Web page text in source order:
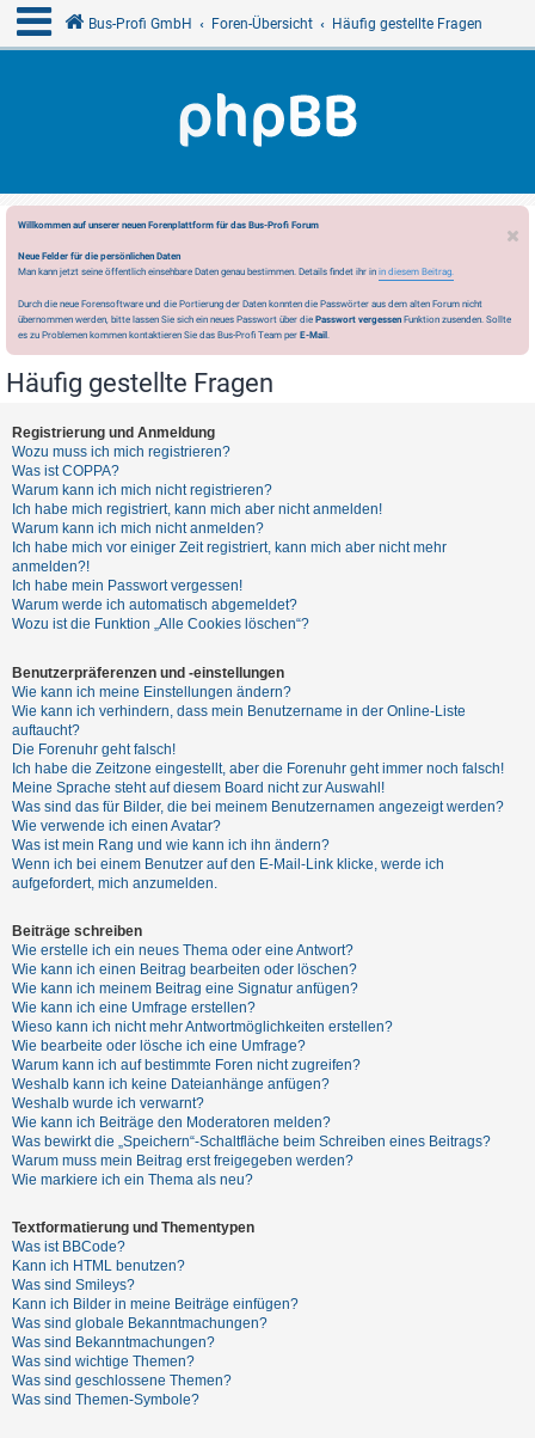
Bus-Profi GmbH Foren-Übersicht Häufig gestellte Fragen
Willkommen auf unserer neuen Forenplattform für das Bus-Profi Forum
Neue Felder für die persönlichen Daten
Man kann jetzt seine öffentlich einsehbare Daten genau bestimmen. Details findet ihr in in diesem Beitrag.
Durch die neue Forensoftware und die Portierung der Daten konnten die Passwörter aus dem alten Forum nicht
übernommen werden, bitte lassen Sie sich ein neues Passwort über die Passwort vergessen Funktion zusenden. Sollte
es zu Problemen kommen kontaktieren Sie das Bus-Profi Team per E-Mail.
Häufig gestellte Fragen
Registrierung und Anmeldung
Wozu muss ich mich registrieren?
Was ist COPPA?
Warum kann ich mich nicht registrieren?
Ich habe mich registriert, kann mich aber nicht anmelden!
Warum kann ich mich nicht anmelden?
Ich habe mich vor einiger Zeit registriert, kann mich aber nicht mehr
anmelden?!
Ich habe mein Passwort vergessen!
Warum werde ich automatisch abgemeldet?
Wozu ist die Funktion „Alle Cookies löschen“?
Benutzerpräferenzen und -einstellungen
Wie kann ich meine Einstellungen ändern?
Wie kann ich verhindern, dass mein Benutzername in der Online-Liste
auftaucht?
Die Forenuhr geht falsch!
Ich habe die Zeitzone eingestellt, aber die Forenuhr geht immer noch falsch!
Meine Sprache steht auf diesem Board nicht zur Auswahl!
Was sind das für Bilder, die bei meinem Benutzernamen angezeigt werden?
Wie verwende ich einen Avatar?
Was ist mein Rang und wie kann ich ihn ändern?
Wenn ich bei einem Benutzer auf den E-Mail-Link klicke, werde ich
aufgefordert, mich anzumelden.
Beiträge schreiben
Wie erstelle ich ein neues Thema oder eine Antwort?
Wie kann ich einen Beitrag bearbeiten oder löschen?
Wie kann ich meinem Beitrag eine Signatur anfügen?
Wie kann ich eine Umfrage erstellen?
Wieso kann ich nicht mehr Antwortmöglichkeiten erstellen?
Wie bearbeite oder lösche ich eine Umfrage?
Warum kann ich auf bestimmte Foren nicht zugreifen?
Weshalb kann ich keine Dateianhänge anfügen?
Weshalb wurde ich verwarnt?
Wie kann ich Beiträge den Moderatoren melden?
Was bewirkt die „Speichern“-Schaltfläche beim Schreiben eines Beitrags?
Warum muss mein Beitrag erst freigegeben werden?
Wie markiere ich ein Thema als neu?
Textformatierung und Thementypen
Was ist BBCode?
Kann ich HTML benutzen?
Was sind Smileys?
Kann ich Bilder in meine Beiträge einfügen?
Was sind globale Bekanntmachungen?
Was sind Bekanntmachungen?
Was sind wichtige Themen?
Was sind geschlossene Themen?
Was sind Themen-Symbole?